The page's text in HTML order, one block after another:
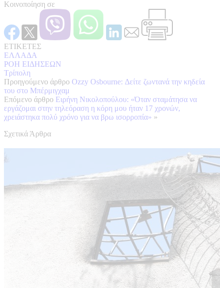
Κοινοποίηση σε
ΕΤΙΚΕΤΕΣ
ΕΛΛΑΔΑ
ΡΟΗ ΕΙΔΗΣΕΩΝ
Τρίπολη
Προηγούμενο άρθρο Ozzy Osbourne: Δείτε ζωντανά την κηδεία
του στο Μπέρμιγχαμ
Επόμενο άρθρο Ειρήνη Νικολοπούλου: «Όταν σταμάτησα να
εργάζομαι στην τηλεόραση η κόρη μου ήταν 17 χρονών,
χρειάστηκα πολύ χρόνο για να βρω ισορροπία» »
Σχετικά Άρθρα